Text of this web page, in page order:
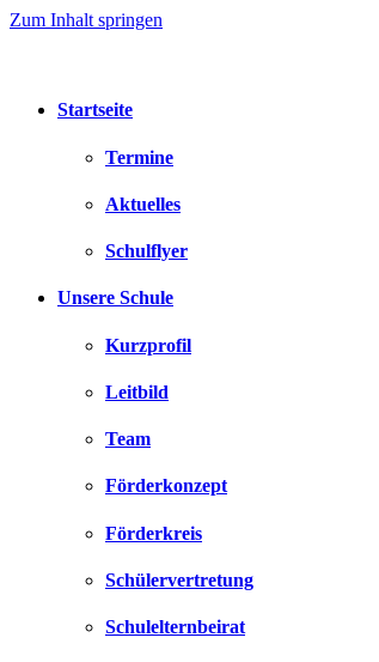
Zum Inhalt springen
Startseite
Termine
Aktuelles
Schulflyer
Unsere Schule
Kurzprofil
Leitbild
Team
Förderkonzept
Förderkreis
Schülervertretung
Schulelternbeirat